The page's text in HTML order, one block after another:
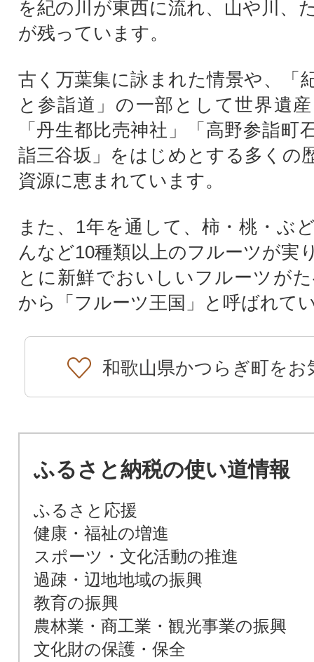
を紀の川が東西に流れ、山や川、
が残っています。
古く万葉集に詠まれた情景や、「
と参詣道」の一部として世界遺
「丹生都比売神社」「高野参詣町
詣三谷坂」をはじめとする多くの
資源に恵まれています。
また、1年を通して、柿・桃・ぶ
んなど10種類以上のフルーツが実
とに新鮮でおいしいフルーツが
から「フルーツ王国」と呼ばれて
和歌山県かつらぎ町をお
ふるさと納税の使い道情報
ふるさと応援
健康・福祉の増進
スポーツ・文化活動の推進
過疎・辺地地域の振興
教育の振興
農林業・商工業・観光事業の振興
文化財の保護・保全